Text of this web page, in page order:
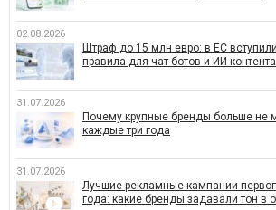
02.08.2026
Штраф до 15 млн евро: в ЕС
правила для чат-ботов и ИИ-контента
31.07.2026
Почему крупные бренды больше не
каждые три года
31.07.2026
Лучшие рекламные кампании
года: какие бренды задавали тон в